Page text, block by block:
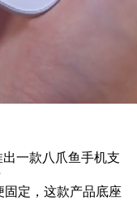
一款八爪鱼手机支
固定，这款产品底座